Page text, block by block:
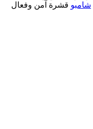
شامبو قشرة آمن وفعال